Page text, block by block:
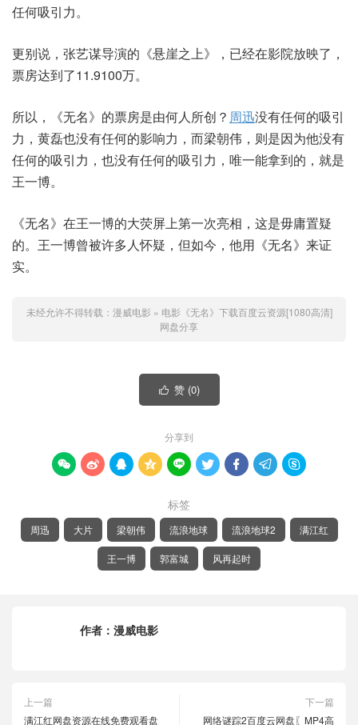
任何吸引力。
更别说，张艺谋导演的《悬崖之上》，已经在影院放映了，
票房达到了11.9100万。
所以，《无名》的票房是由何人所创？ 周迅没有任何的吸引
力，黄磊也没有任何的影响力，而梁朝伟，则是因为他没有
任何的吸引力，也没有任何的吸引力，唯一能拿到的，就是
王一博。
《无名》在王一博的大荧屏上第一次亮相，这是毋庸置疑
的。王一博曾被许多人怀疑，但如今，他用《无名》来证
实。
未经允许不得转载： 漫威电影 » 电影《无名》下载百度云资源[1080高清]
网盘分享
 赞 (0)
分享到
        
标签
周迅 大片 梁朝伟 流浪地球 流浪地球2 满江红
王一博 郭富城 风再起时
作者： 漫威电影
上一篇
满江红网盘资源在线免费观看盘
下一篇
网络谜踪2百度云网盘〖MP4高